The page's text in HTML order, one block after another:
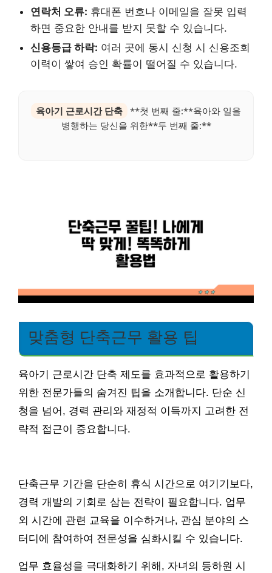
연락처 오류: 휴대폰 번호나 이메일을 잘못 입력
하면 중요한 안내를 받지 못할 수 있습니다.
신용등급 하락: 여러 곳에 동시 신청 시 신용조회
이력이 쌓여 승인 확률이 떨어질 수 있습니다.
육아기 근로시간 단축 **첫 번째 줄:**육아와 일을
병행하는 당신을 위한**두 번째 줄:**
맞춤형 단축근무 활용 팁
육아기 근로시간 단축 제도를 효과적으로 활용하기
위한 전문가들의 숨겨진 팁을 소개합니다. 단순 신
청을 넘어, 경력 관리와 재정적 이득까지 고려한 전
략적 접근이 중요합니다.
단축근무 기간을 단순히 휴식 시간으로 여기기보다,
경력 개발의 기회로 삼는 전략이 필요합니다. 업무
외 시간에 관련 교육을 이수하거나, 관심 분야의 스
터디에 참여하여 전문성을 심화시킬 수 있습니다.
업무 효율성을 극대화하기 위해, 자녀의 등하원 시